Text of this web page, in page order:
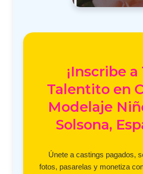
¡Inscribe a
Talentito en
Modelaje
Solsona,
Únete a castings pagados,
fotos, pasarelas y monetiza